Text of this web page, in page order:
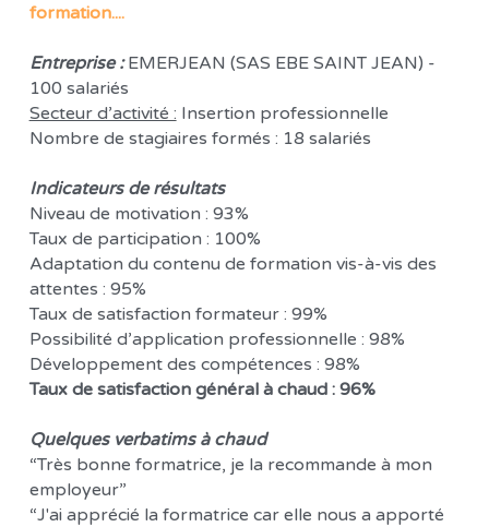
formation....
Entreprise : EMERJEAN (SAS EBE SAINT JEAN) -
100 salariés
Secteur d’activité : Insertion professionnelle
Nombre de stagiaires formés : 18 salariés
Indicateurs de résultats
Niveau de motivation : 93%
Taux de participation : 100%
Adaptation du contenu de formation vis-à-vis des
attentes : 95%
Taux de satisfaction formateur : 99%
Possibilité d’application professionnelle : 98%
Développement des compétences : 98%
Taux de satisfaction général à chaud : 96%
Quelques verbatims à chaud
“Très bonne formatrice, je la recommande à mon
employeur”
“J'ai apprécié la formatrice car elle nous a apporté